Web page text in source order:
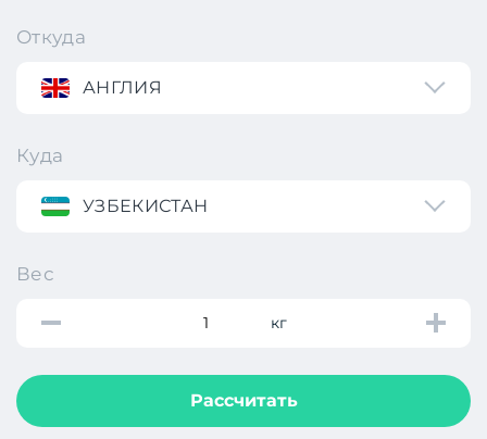
Откуда
АНГЛИЯ
Куда
УЗБЕКИСТАН
Вес
кг
Рассчитать